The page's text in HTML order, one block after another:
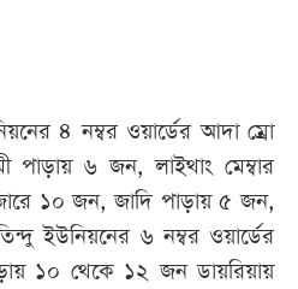
৪ নম্বর ওয়ার্ডের আদা ম্রো
৬ জন, লাইথাং মেম্বার
১০ জন, জাদি পাড়ায় ৫ জন,
ইউনিয়নের ৬ নম্বর ওয়ার্ডের
১০ থেকে ১২ জন ডায়রিয়ায়